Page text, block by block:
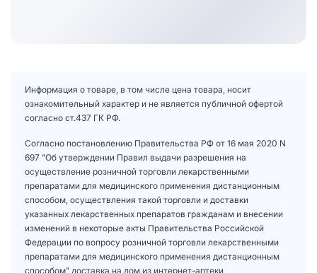
Информация о товаре, в том числе цена товара, носит
ознакомительный характер и не является публичной офертой
согласно ст.437 ГК РФ.
Согласно постановлению Правительства РФ от 16 мая 2020 N
697 "Об утверждении Правил выдачи разрешения на
осуществление розничной торговли лекарственными
препаратами для медицинского применения дистанционным
способом, осуществления такой торговли и доставки
указанных лекарственных препаратов гражданам и внесении
изменений в некоторые акты Правительства Российской
Федерации по вопросу розничной торговли лекарственными
препаратами для медицинского применения дистанционным
способом" доставка на дом из интернет-аптеки